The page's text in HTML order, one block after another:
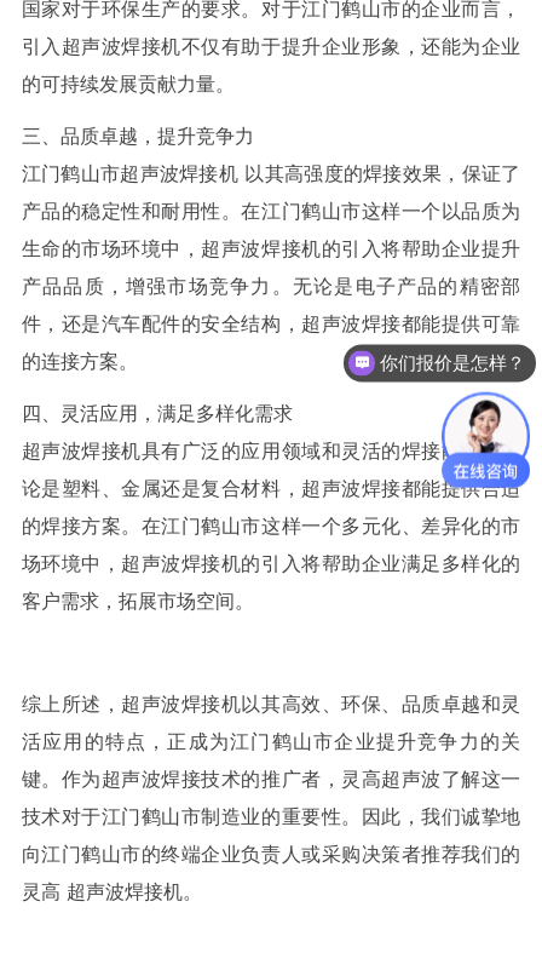
国家对于环保生产的要求。对于江门鹤山市的企业而言，
引入超声波焊接机不仅有助于提升企业形象，还能为企业
的可持续发展贡献力量。
三、品质卓越，提升竞争力
江门鹤山市超声波焊接机 以其高强度的焊接效果，保证了
产品的稳定性和耐用性。在江门鹤山市这样一个以品质为
生命的市场环境中，超声波焊接机的引入将帮助企业提升
产品品质，增强市场竞争力。无论是电子产品的精密部
件，还是汽车配件的安全结构，超声波焊接都能提供可靠
的连接方案。
四、灵活应用，满足多样化需求
超声波焊接机具有广泛的应用领域和灵活的焊接能力。无
论是塑料、金属还是复合材料，超声波焊接都能提供合适
的焊接方案。在江门鹤山市这样一个多元化、差异化的市
场环境中，超声波焊接机的引入将帮助企业满足多样化的
客户需求，拓展市场空间。
综上所述，超声波焊接机以其高效、环保、品质卓越和灵
活应用的特点，正成为江门鹤山市企业提升竞争力的关
键。作为超声波焊接技术的推广者， 灵高超声波了解这一
技术对于江门鹤山市制造业的重要性。因此，我们诚挚地
向江门鹤山市的终端企业负责人或采购决策者推荐我们的
灵高 超声波焊接机。
你们报价是怎样？